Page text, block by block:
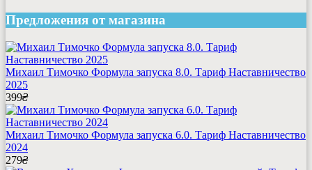
Предложения от магазина
Михаил Тимочко Формула запуска 8.0. Тариф Наставничество
2025
399₴
Михаил Тимочко Формула запуска 6.0. Тариф Наставничество
2024
279₴